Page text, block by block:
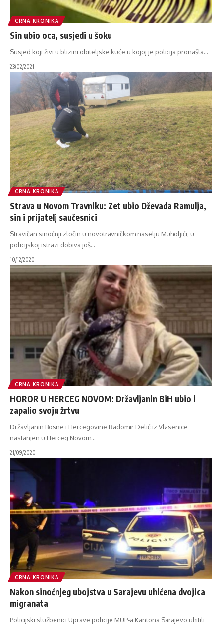
CRNA KRONIKA
Sin ubio oca, susjedi u šoku
Susjed koji živi u blizini obiteljske kuće u kojoj je policija pronašla…
23/02/2021
CRNA KRONIKA
Strava u Novom Travniku: Zet ubio Dževada Ramulja,
sin i prijatelj saučesnici
Stravičan sinoćnji zločin u novotravničkom naselju Muholjići, u
policijskoj istrazi dobiva još…
10/12/2020
CRNA KRONIKA
HOROR U HERCEG NOVOM: Državljanin BiH ubio i
zapalio svoju žrtvu
Državljanin Bosne i Hercegovine Radomir Delić iz Vlasenice
nastanjen u Herceg Novom…
21/09/2020
CRNA KRONIKA
Nakon sinoćnjeg ubojstva u Sarajevu uhićena dvojica
migranata
Policijski službenici Uprave policije MUP-a Kantona Sarajevo uhitili